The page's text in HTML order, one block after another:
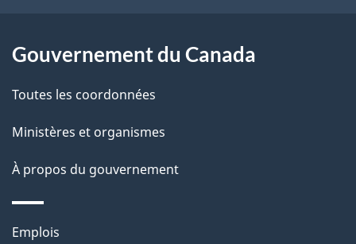
l
a
g
e
Gouvernement du Canada
Toutes les coordonnées
Ministères et organismes
À propos du gouvernement
Thèmes
Emplois